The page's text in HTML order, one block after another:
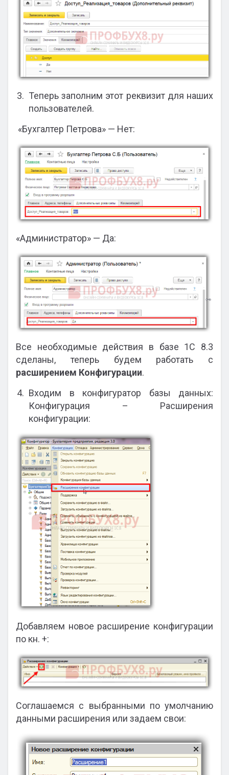
Теперь заполним этот реквизит для наших
пользователей.
«Бухгалтер Петрова» — Нет:
«Администратор» — Да:
Все необходимые действия в базе 1С 8.3
сделаны, теперь будем работать с
расширением Конфигурации.
Входим в конфигуратор базы данных:
Конфигурация – Расширения
конфигурации:
Добавляем новое расширение конфигурации
по кн. +:
Соглашаемся с выбранными по умолчанию
данными расширения или задаем свои: